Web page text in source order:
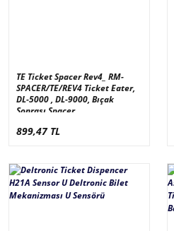
TE Ticket Spacer Rev4_ RM-
SPACER/TE/REV4 Ticket Eater,
DL-5000 , DL-9000, Bıçak
Sonrası Spacer
899,47 TL